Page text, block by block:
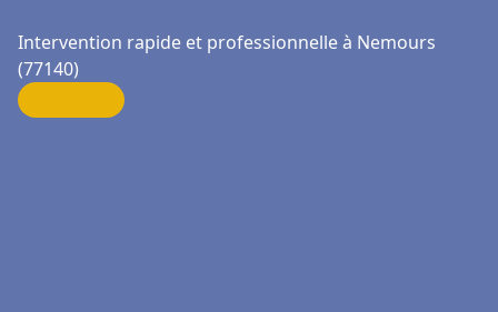
Intervention rapide et professionnelle à Nemours
(77140)